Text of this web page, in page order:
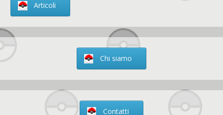
Articoli
Chi siamo
Contatti